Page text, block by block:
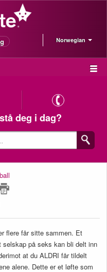
Norwegian
deg i dag?
flere får sitte sammen. Et
på seks kan bli delt inn
at du ALDRI får tildelt
alene. Dette er et løfte som